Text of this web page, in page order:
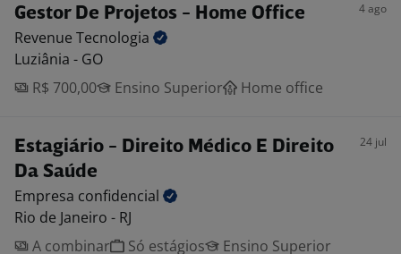
Gestor De Projetos - Home Office 4 ago
Revenue Tecnologia
Luziânia - GO
R$ 700,00
Ensino Superior Home office
Estagiário - Direito Médico E Direito
Da Saúde
24 jul
Empresa confidencial
Rio de Janeiro - RJ
A combinar
Só estágios
Ensino Superior